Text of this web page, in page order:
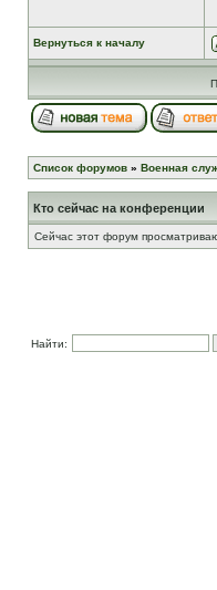
Вернуться к началу
Список форумов » Военная
Кто сейчас на конференции
Сейчас этот форум
Найти: